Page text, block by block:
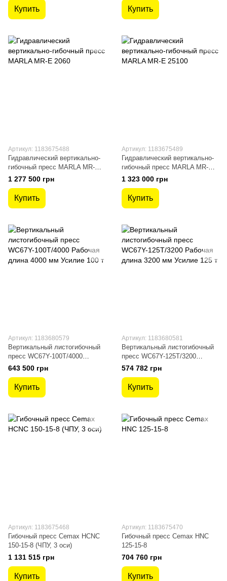
Купить Купить
Артикул: 1183675488
Гидравлический вертикально-
гибочный пресс MARLA MR-E
2060
1 277 500 грн
Купить
Артикул: 1183675489
Гидравлический вертикально-
гибочный пресс MARLA MR-E
25100
1 323 000 грн
Купить
Артикул: 1183680579
Вертикальный листогибочный
пресс WC67Y-100T/4000
Рабочая длина 4000 мм
Усилие 100 т
643 500 грн
Купить
Артикул: 1183680581
Вертикальный листогибочный
пресс WC67Y-125T/3200
Рабочая длина 3200 мм
Усилие 125 т
574 782 грн
Купить
Артикул: 1183675468
Гибочный пресс Cemax HCNC
150-15-8 (ЧПУ, 3 оси)
1 131 515 грн
Купить
Артикул: 1183675470
Гибочный пресс Cemax HNC
125-15-8
704 760 грн
Купить